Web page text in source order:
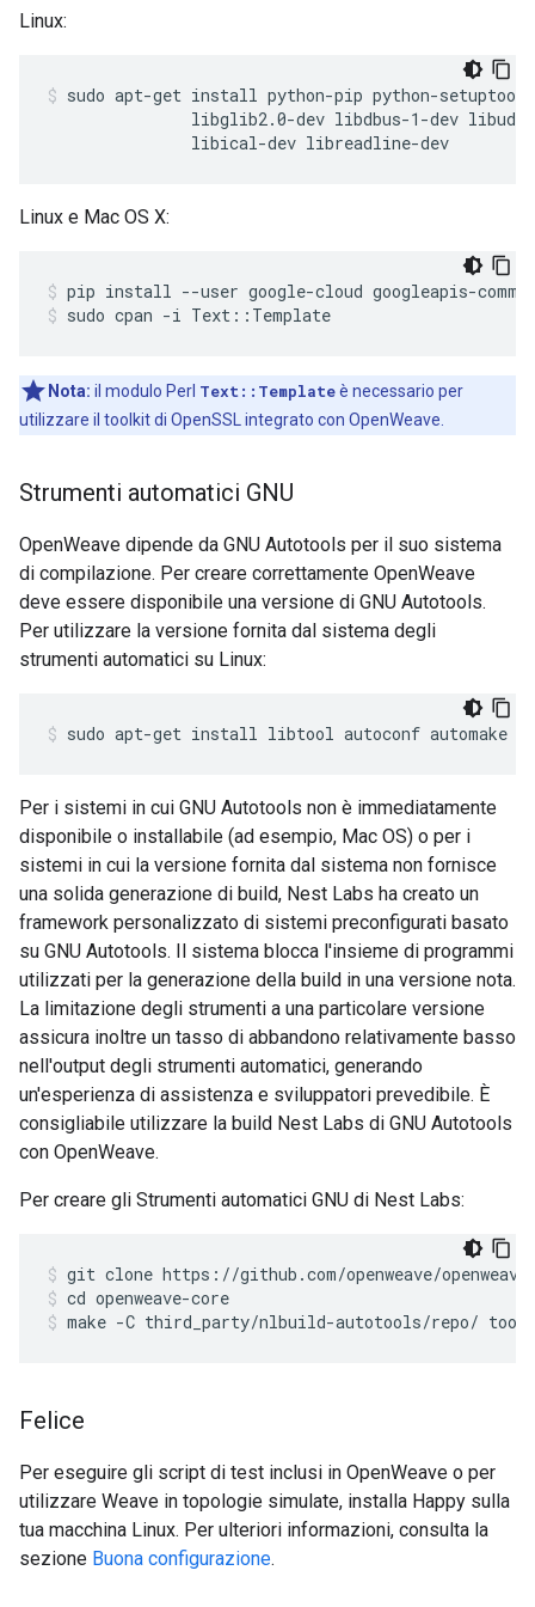
Linux:
sudo apt-get install python-pip python-
libglib2.0-dev libdbus-1-dev
               libical-dev libreadline-dev
Linux e Mac OS X:
pip install --user google-cloud googleapis-
sudo cpan -i Text::Template
Nota: il modulo Perl Text::Templateè necessario per
utilizzare il toolkit di OpenSSL integrato con OpenWeave.
Strumenti automatici GNU
OpenWeave dipende da GNU Autotools per il suo sistema
di compilazione. Per creare correttamente OpenWeave
deve essere disponibile una versione di GNU Autotools.
Per utilizzare la versione fornita dal sistema degli
strumenti automatici su Linux:
sudo apt-get install libtool autoconf automake
Per i sistemi in cui GNU Autotools non è immediatamente
disponibile o installabile (ad esempio, Mac OS) o per i
sistemi in cui la versione fornita dal sistema non fornisce
una solida generazione di build, Nest Labs ha creato un
framework personalizzato di sistemi preconfigurati basato
su GNU Autotools. Il sistema blocca l'insieme di programmi
utilizzati per la generazione della build in una versione nota.
La limitazione degli strumenti a una particolare versione
assicura inoltre un tasso di abbandono relativamente basso
nell'output degli strumenti automatici, generando
un'esperienza di assistenza e sviluppatori prevedibile. È
consigliabile utilizzare la build Nest Labs di GNU Autotools
con OpenWeave.
Per creare gli Strumenti automatici GNU di Nest Labs:
git clone https://github.com/openweave/
cd openweave-core
make -C third_party/nlbuild-autotools/repo/ tools
Felice
Per eseguire gli script di test inclusi in OpenWeave o per
utilizzare Weave in topologie simulate, installa Happy sulla
tua macchina Linux. Per ulteriori informazioni, consulta la
sezione Buona configurazione.